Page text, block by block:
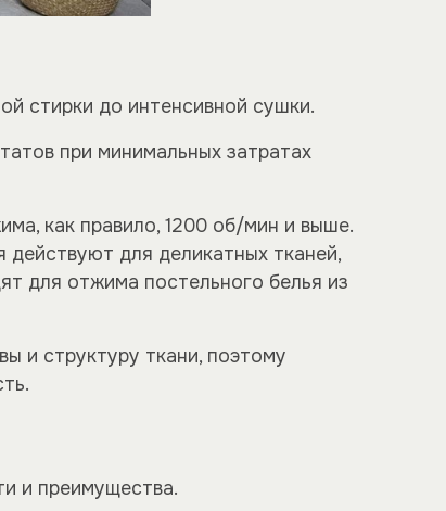
стирки до интенсивной сушки.
при минимальных затратах
как правило, 1200 об/мин и выше.
для деликатных тканей,
для отжима постельного белья из
и структуру ткани, поэтому
и преимущества.